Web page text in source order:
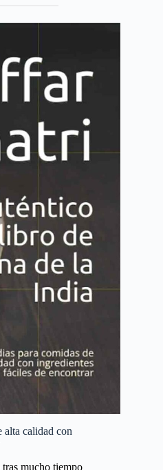
alta calidad con
tras mucho tiempo